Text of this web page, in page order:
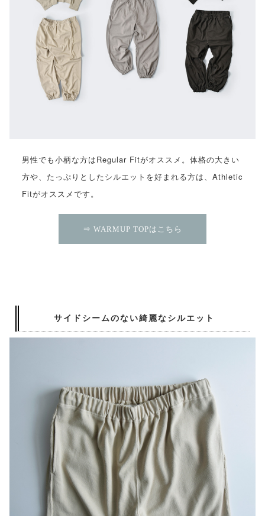
男性でも小柄な方はRegular Fitがオススメ。体格の大きい
方や、たっぷりとしたシルエットを好まれる方は、Athletic
Fitがオススメです。
⇒ WARMUP TOPはこちら
サイドシームのない綺麗なシルエット